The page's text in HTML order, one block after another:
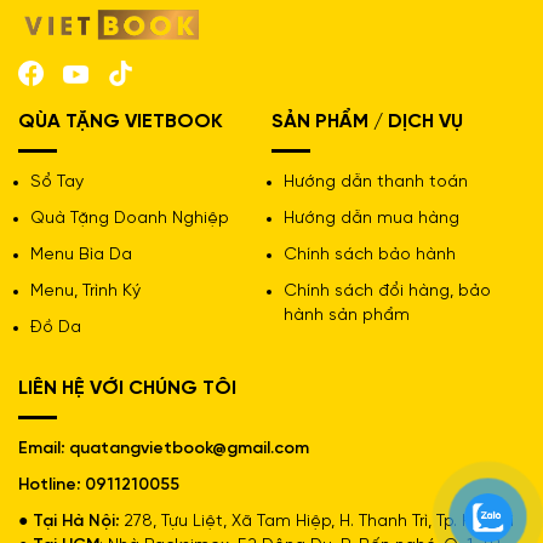
Minh?
QÙA TẶNG VIETBOOK
Sổ Tay
Quà Tặng Doanh Nghiệp
Menu Bìa Da
Menu, Trình Ký
Đồ Da
SẢN PHẨM / DỊCH VỤ
Hướng dẫn thanh toán
Hướng dẫn mua hàng
Chính sách bảo hành
Chính sách đổi hàng, bảo
hành sản phẩm
LIÊN HỆ VỚI CHÚNG TÔI
Email: quatangvietbook@gmail.com
Hotline: 0911210055
● Tại Hà Nội: 278, Tựu Liệt, Xã Tam Hiệp, H. Thanh Trì, Tp. Hà Nội